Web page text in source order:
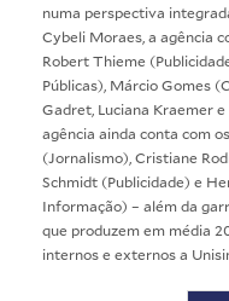
numa perspectiva
Cybeli Moraes, a agência
Robert Thieme
Públicas), Márcio Gomes
Gadret, Luciana Kraemer
agência ainda conta com
(Jornalismo), Cristiane
Schmidt (Publicidade) e
Informação) – além da
que produzem em média
internos e externos a